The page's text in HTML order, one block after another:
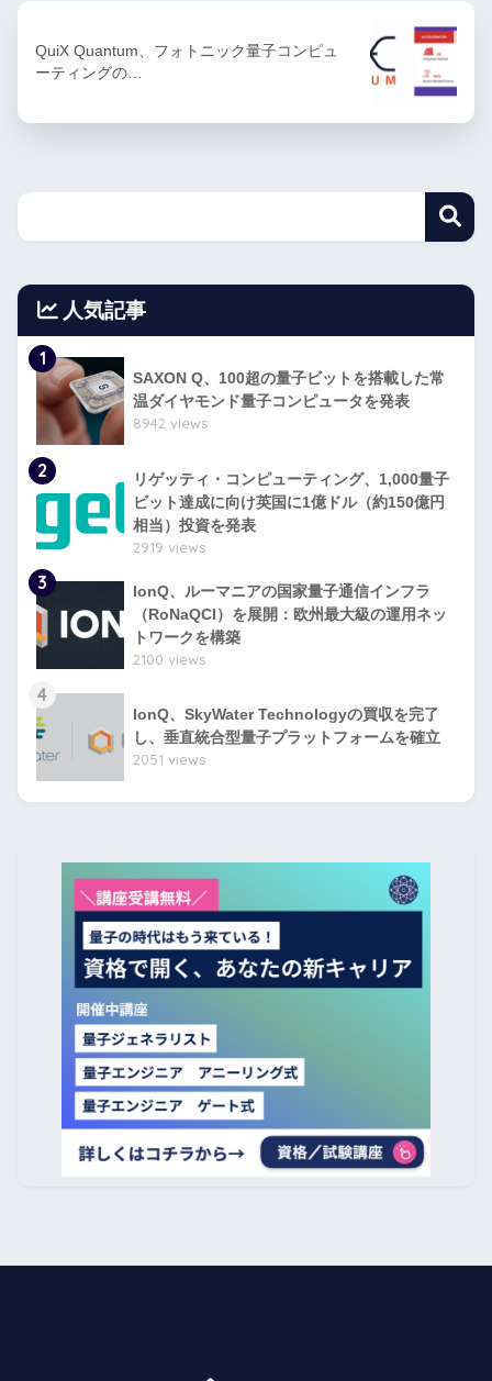
QuiX Quantum、フォトニック量子コンピュ
ーティングの…
人気記事
1
SAXON Q、100超の量子ビットを搭載した常
温ダイヤモンド量子コンピュータを発表
8942 views
2
リゲッティ・コンピューティング、1,000量子
ビット達成に向け英国に1億ドル（約150億円
相当）投資を発表
2919 views
3
IonQ、ルーマニアの国家量子通信インフラ
（RoNaQCI）を展開：欧州最大級の運用ネッ
トワークを構築
2100 views
4
IonQ、SkyWater Technologyの買収を完了
し、垂直統合型量子プラットフォームを確立
2051 views